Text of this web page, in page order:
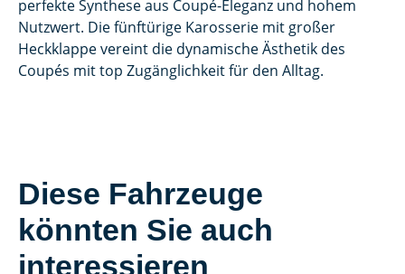
perfekte Synthese aus Coupé-Eleganz und hohem
Nutzwert. Die fünftürige Karosserie mit großer
Heckklappe vereint die dynamische Ästhetik des
Coupés mit top Zugänglichkeit für den Alltag.
Diese Fahrzeuge
könnten Sie auch
interessieren